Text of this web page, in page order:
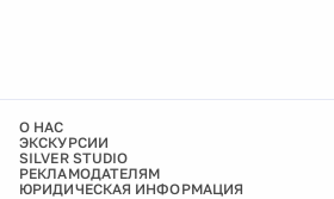
О НАС
ЭКСКУРСИИ
SILVER STUDIO
РЕКЛАМОДАТЕЛЯМ
ЮРИДИЧЕСКАЯ ИНФОРМАЦИЯ